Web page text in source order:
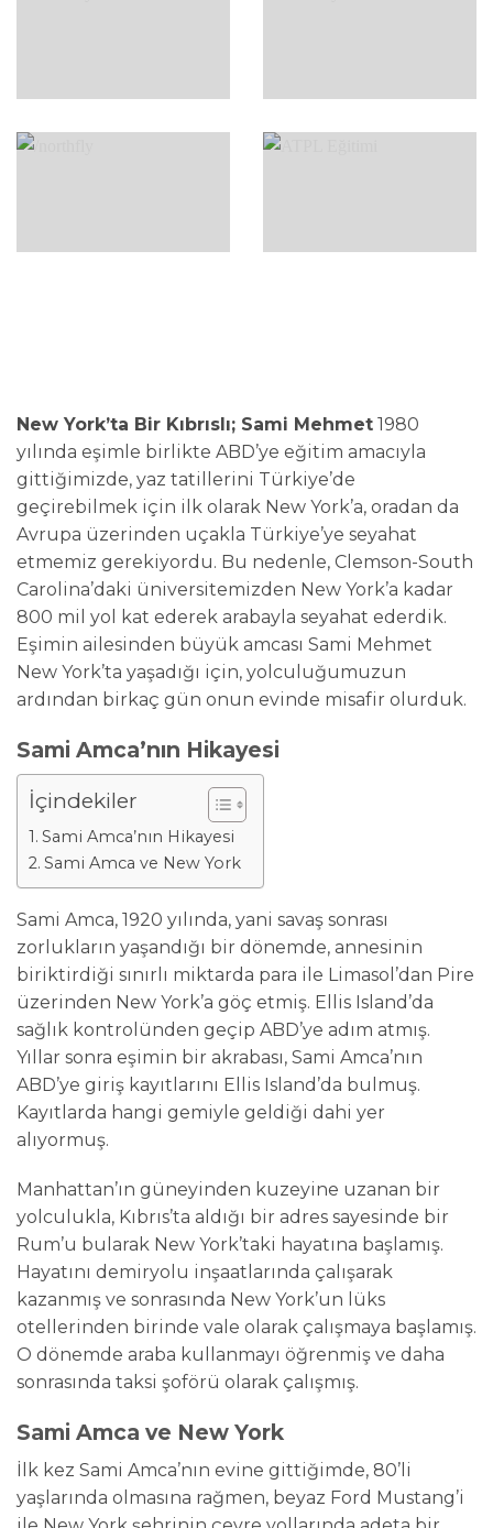
New York’ta Bir Kıbrıslı; Sami Mehmet 1980
yılında eşimle birlikte ABD’ye eğitim amacıyla
gittiğimizde, yaz tatillerini Türkiye’de
geçirebilmek için ilk olarak New York’a, oradan da
Avrupa üzerinden uçakla Türkiye’ye seyahat
etmemiz gerekiyordu. Bu nedenle, Clemson-South
Carolina’daki üniversitemizden New York’a kadar
800 mil yol kat ederek arabayla seyahat ederdik.
Eşimin ailesinden büyük amcası Sami Mehmet
New York’ta yaşadığı için, yolculuğumuzun
ardından birkaç gün onun evinde misafir olurduk.
Sami Amca’nın Hikayesi
İçindekiler
Sami Amca’nın Hikayesi
Sami Amca ve New York
Sami Amca, 1920 yılında, yani savaş sonrası
zorlukların yaşandığı bir dönemde, annesinin
biriktirdiği sınırlı miktarda para ile Limasol’dan Pire
üzerinden New York’a göç etmiş. Ellis Island’da
sağlık kontrolünden geçip ABD’ye adım atmış.
Yıllar sonra eşimin bir akrabası, Sami Amca’nın
ABD’ye giriş kayıtlarını Ellis Island’da bulmuş.
Kayıtlarda hangi gemiyle geldiği dahi yer
alıyormuş.
Manhattan’ın güneyinden kuzeyine uzanan bir
yolculukla, Kıbrıs’ta aldığı bir adres sayesinde bir
Rum’u bularak New York’taki hayatına başlamış.
Hayatını demiryolu inşaatlarında çalışarak
kazanmış ve sonrasında New York’un lüks
otellerinden birinde vale olarak çalışmaya başlamış.
O dönemde araba kullanmayı öğrenmiş ve daha
sonrasında taksi şoförü olarak çalışmış.
Sami Amca ve New York
İlk kez Sami Amca’nın evine gittiğimde, 80’li
yaşlarında olmasına rağmen, beyaz Ford Mustang’i